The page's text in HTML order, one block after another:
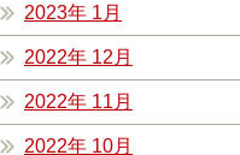
2023年 1月
2022年 12月
2022年 11月
2022年 10月